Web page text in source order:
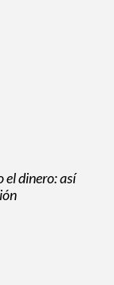
el dinero: así